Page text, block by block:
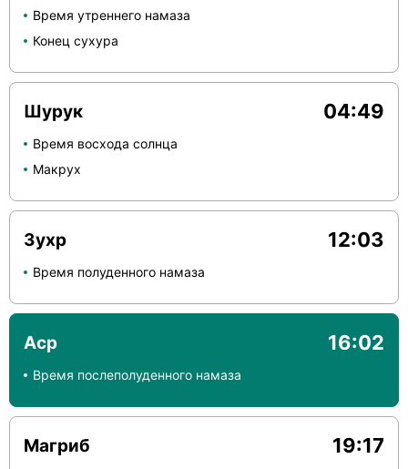
Время утреннего намаза
Конец сухура
Шурук 04:49
Время восхода солнца
Макрух
Зухр 12:03
Время полуденного намаза
Аср 16:02
Время послеполуденного намаза
Магриб 19:17